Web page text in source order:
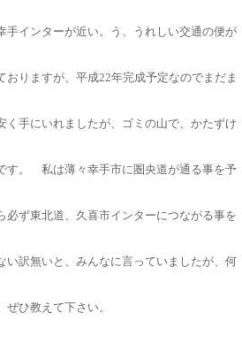
手インターが近い。う、うれしい交通の便が
おりますが、平成22年完成予定なのでまだま
く手にいれましたが、ゴミの山で、かたずけ
す。 私は薄々幸手市に圏央道が通る事を予
必ず東北道、久喜市インターにつながる事を
い訳無いと、みんなに言っていましたが、何
ひ教えて下さい。